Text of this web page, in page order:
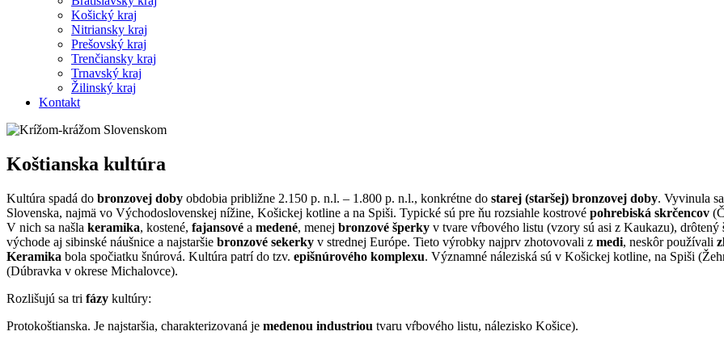
Košický kraj
Nitriansky kraj
Prešovský kraj
Trenčiansky kraj
Trnavský kraj
Žilinský kraj
Kontakt
Koštianska kultúra
Kultúra spadá do bronzovej doby obdobia približne 2.150 p. n.l. – 1.800 p. n.l., konkrétne do starej (staršej) bronzovej doby. Vyvinula
Slovenska, najmä vo Východoslovenskej nížine, Košickej kotline a na Spiši. Typické sú pre ňu rozsiahle kostrové pohrebiská skrčencov
V nich sa našla keramika, kostené, fajansové a medené, menej bronzové šperky v tvare vŕbového listu (vzory sú asi z Kaukazu), drôtený
východe aj sibinské náušnice a najstaršie bronzové sekerky v strednej Európe. Tieto výrobky najprv zhotovovali z medi, neskôr používali
Keramika bola spočiatku šnúrová. Kultúra patrí do tzv. epišnúrového komplexu. Významné náleziská sú v Košickej kotline, na Spiši
(Dúbravka v okrese Michalovce).
Rozlišujú sa tri fázy kultúry:
Protokoštianska. Je najstaršia, charakterizovaná je medenou industriou tvaru vŕbového listu, nálezisko Košice).